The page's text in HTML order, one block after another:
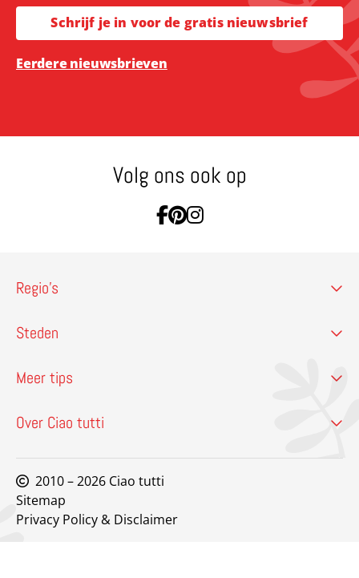
Schrijf je in voor de gratis nieuwsbrief
Eerdere nieuwsbrieven
Volg ons ook op
Ga naar Facebook
Ga naar Pinterest
Ga naar Instagram
Regio’s
Steden
Meer tips
Over Ciao tutti
2010 – 2026 Ciao tutti
Sitemap
Privacy Policy & Disclaimer